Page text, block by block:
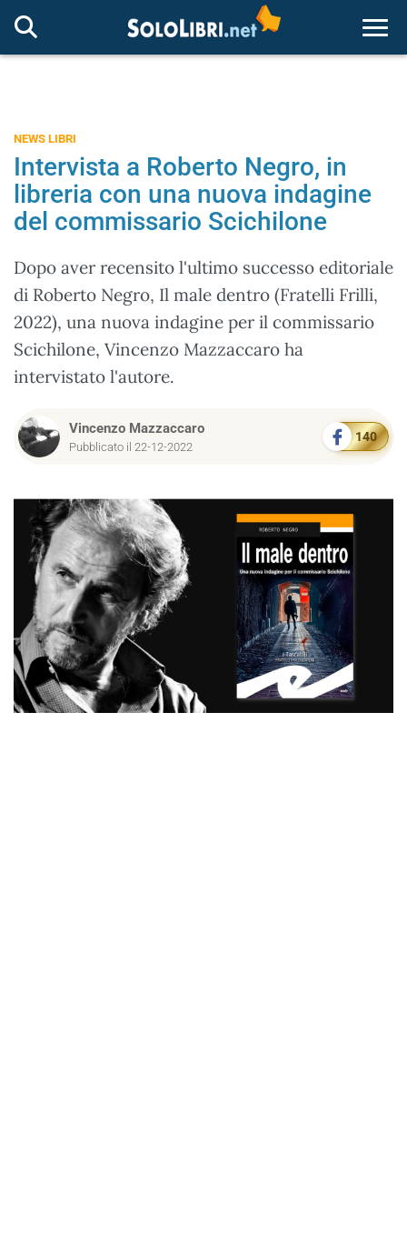
NEWS LIBRI
Intervista a Roberto Negro, in
libreria con una nuova indagine
del commissario Scichilone
Dopo aver recensito l'ultimo successo editoriale
di Roberto Negro, Il male dentro (Fratelli Frilli,
2022), una nuova indagine per il commissario
Scichilone, Vincenzo Mazzaccaro ha
intervistato l'autore.
Vincenzo Mazzaccaro
Pubblicato il 22-12-2022
140